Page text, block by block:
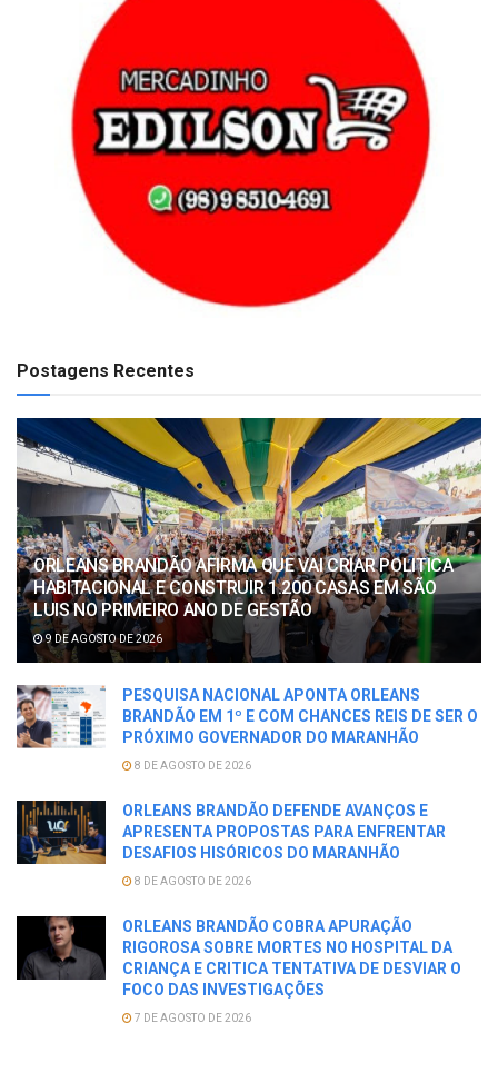
Postagens Recentes
ORLEANS BRANDÃO AFIRMA QUE VAI CRIAR POLITICA
HABITACIONAL E CONSTRUIR 1.200 CASAS EM SÃO
LUIS NO PRIMEIRO ANO DE GESTÃO
9 DE AGOSTO DE 2026
PESQUISA NACIONAL APONTA ORLEANS
BRANDÃO EM 1º E COM CHANCES REIS DE SER O
PRÓXIMO GOVERNADOR DO MARANHÃO
8 DE AGOSTO DE 2026
ORLEANS BRANDÃO DEFENDE AVANÇOS E
APRESENTA PROPOSTAS PARA ENFRENTAR
DESAFIOS HISÓRICOS DO MARANHÃO
8 DE AGOSTO DE 2026
ORLEANS BRANDÃO COBRA APURAÇÃO
RIGOROSA SOBRE MORTES NO HOSPITAL DA
CRIANÇA E CRITICA TENTATIVA DE DESVIAR O
FOCO DAS INVESTIGAÇÕES
7 DE AGOSTO DE 2026